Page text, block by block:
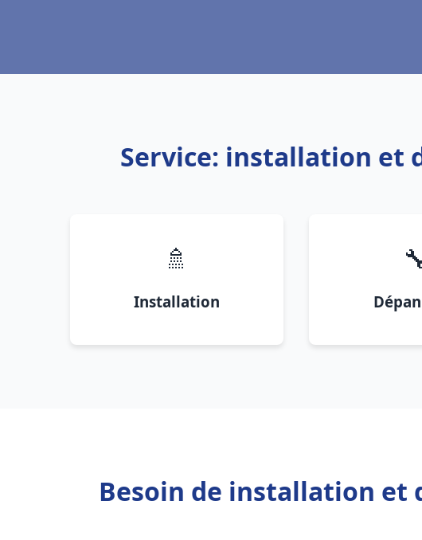
Service: installation et
🚿
Installation
Besoin de installation et